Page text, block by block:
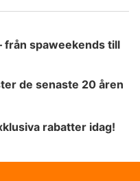
från spaweekends till
de senaste 20 åren
rabatter idag!